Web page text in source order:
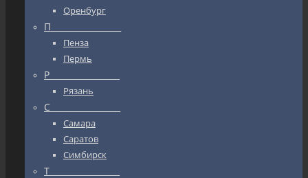
Оренбург
П_________________
Пенза
Пермь
Р_________________
Рязань
С_________________
Самара
Саратов
Симбирск
Т_________________